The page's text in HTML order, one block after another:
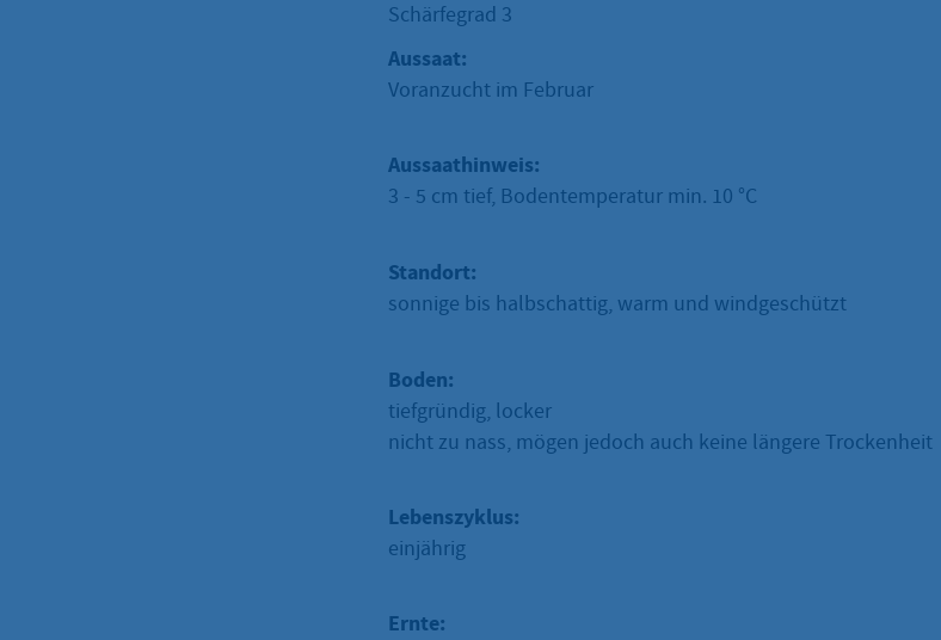
Schärfegrad 3
Aussaat:
Voranzucht im Februar
Aussaathinweis:
3 - 5 cm tief, Bodentemperatur min. 10 °C
Standort:
sonnige bis halbschattig, warm und windgeschützt
Boden:
tiefgründig, locker
nicht zu nass, mögen jedoch auch keine längere Trockenheit
Lebenszyklus:
einjährig
Ernte: